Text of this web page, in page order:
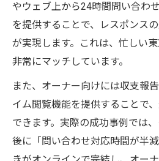
やウェブ上から24時間問い合わ
を提供することで、レスポンス
が実現します。これは、忙しい
非常にマッチしています。
また、オーナー向けには収支報
イム閲覧機能を提供することで
できます。実際の成功事例では
後に「問い合わせ対応時間が半